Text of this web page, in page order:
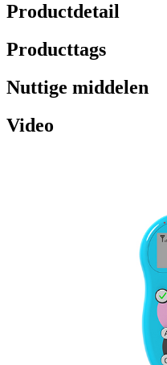
Productdetail
Producttags
Nuttige middelen
Video